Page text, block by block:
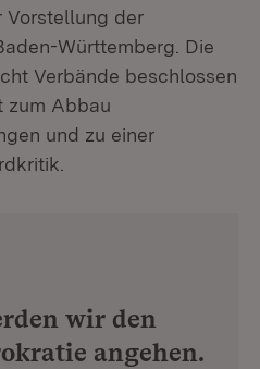
Vorstellung der
Württemberg. Die
Verbände beschlossen
zum Abbau
und zu einer
wir den
angehen.